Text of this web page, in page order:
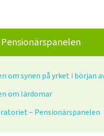
om synen på yrket i början
om lärdomar
– Pensionärspanelen